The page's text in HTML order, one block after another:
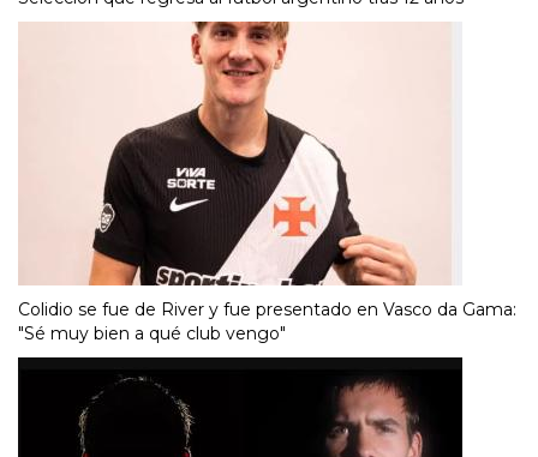
Colidio se fue de River y fue presentado en Vasco da Gama:
"Sé muy bien a qué club vengo"